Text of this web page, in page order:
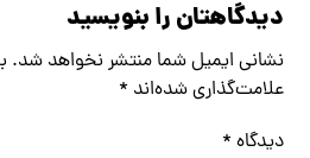
دیدگاهتان را بنویسید
نشانی ایمیل شما منتشر نخواهد شد.
علامت‌گذاری شده‌اند *
دیدگاه *